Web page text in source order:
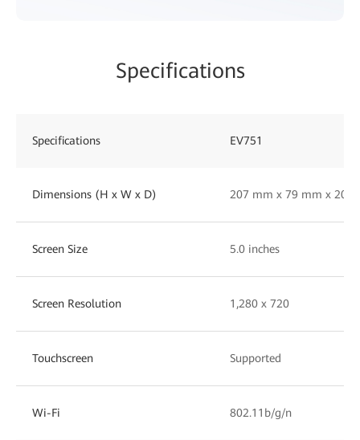
Specifications
Specifications EV751
Dimensions (H x W x D) 207 mm x 79 mm x 205
Screen Size 5.0 inches
Screen Resolution 1,280 x 720
Touchscreen Supported
Wi-Fi 802.11b/g/n